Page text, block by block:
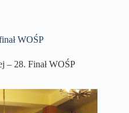
WOŚP
– 28. Finał WOŚP